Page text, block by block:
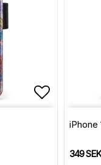
Lägg till
iPhone
349 SEK